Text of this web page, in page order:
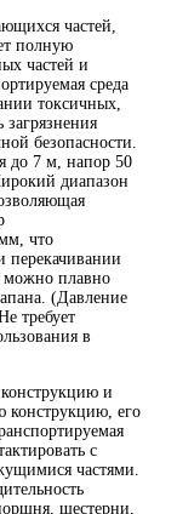
частей,
полную
частей и
среда
токсичных,
загрязнения
безопасности.
до 7 м, напор 50
диапазон
что
перекачивании
можно плавно
(Давление
требует
в
и
конструкцию, его
с
частями.
шестерни,